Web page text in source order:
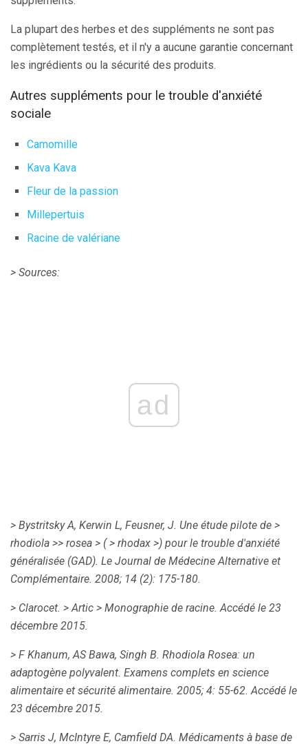
La plupart des herbes et des suppléments ne sont pas
complètement testés, et il n'y a aucune garantie concernant
les ingrédients ou la sécurité des produits.
Autres suppléments pour le trouble d'anxiété
sociale
Camomille
Kava Kava
Fleur de la passion
Millepertuis
Racine de valériane
> Sources:
ad
> Bystritsky A, Kerwin L, Feusner, J. Une étude pilote de >
rhodiola >> rosea > ( > rhodax >) pour le trouble d'anxiété
généralisée (GAD). Le Journal de Médecine Alternative et
Complémentaire. 2008; 14 (2): 175-180.
> Clarocet. > Artic > Monographie de racine. Accédé le 23
décembre 2015.
> F Khanum, AS Bawa, Singh B. Rhodiola Rosea: un
adaptogène polyvalent. Examens complets en science
alimentaire et sécurité alimentaire. 2005; 4: 55-62. Accédé le
23 décembre 2015.
> Sarris J, McIntyre E, Camfield DA. Médicaments à base de